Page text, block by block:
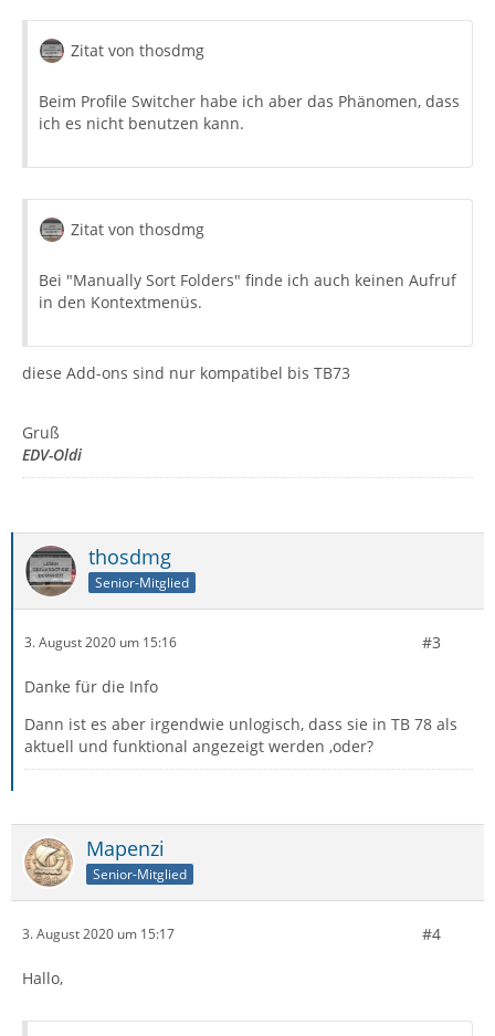
Zitat von thosdmg
Beim Profile Switcher habe ich aber das Phänomen, dass
ich es nicht benutzen kann.
Zitat von thosdmg
Bei "Manually Sort Folders" finde ich auch keinen Aufruf
in den Kontextmenüs.
diese Add-ons sind nur kompatibel bis TB73
Gruß
EDV-Oldi
thosdmg
Senior-Mitglied
3. August 2020 um 15:16 #3
Danke für die Info
Dann ist es aber irgendwie unlogisch, dass sie in TB 78 als
aktuell und funktional angezeigt werden ,oder?
Mapenzi
Senior-Mitglied
3. August 2020 um 15:17 #4
Hallo,